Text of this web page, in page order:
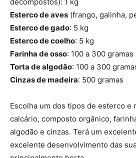
Esterco de aves (frango, galinha,
Esterco de gado: 5 kg
Esterco de coelho: 5 kg
Farinha de osso: 100 a 300 gramas
Torta de algodão: 100 a 300
Cinzas de madeira: 500 gramas
Escolha um dos tipos de esterco e
calcário, composto orgânico,
algodão e cinzas. Terá um
excelente desenvolvimento das